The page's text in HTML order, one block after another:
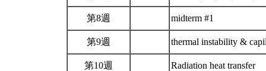
第8週 midterm #1
第9週 thermal instability &
第10週 Radiation heat transfer